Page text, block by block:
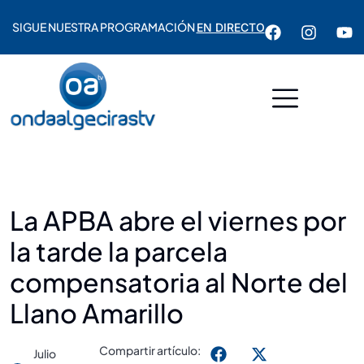
SIGUE NUESTRA PROGRAMACIÓNEN DIRECTO
La APBA abre el viernes por
la tarde la parcela
compensatoria al Norte del
Llano Amarillo
Julio
Compartir artículo: